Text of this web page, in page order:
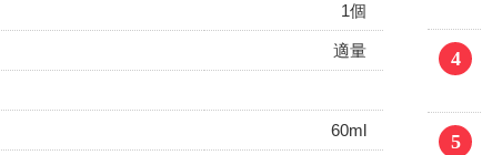
1個
適量
60ml
4
5